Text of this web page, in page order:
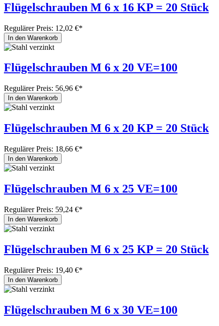
Flügelschrauben M 6 x 16 KP = 20 Stück
Regulärer Preis: 12,02 €*
In den Warenkorb
Flügelschrauben M 6 x 20 VE=100
Regulärer Preis: 56,96 €*
In den Warenkorb
Flügelschrauben M 6 x 20 KP = 20 Stück
Regulärer Preis: 18,66 €*
In den Warenkorb
Flügelschrauben M 6 x 25 VE=100
Regulärer Preis: 59,24 €*
In den Warenkorb
Flügelschrauben M 6 x 25 KP = 20 Stück
Regulärer Preis: 19,40 €*
In den Warenkorb
Flügelschrauben M 6 x 30 VE=100